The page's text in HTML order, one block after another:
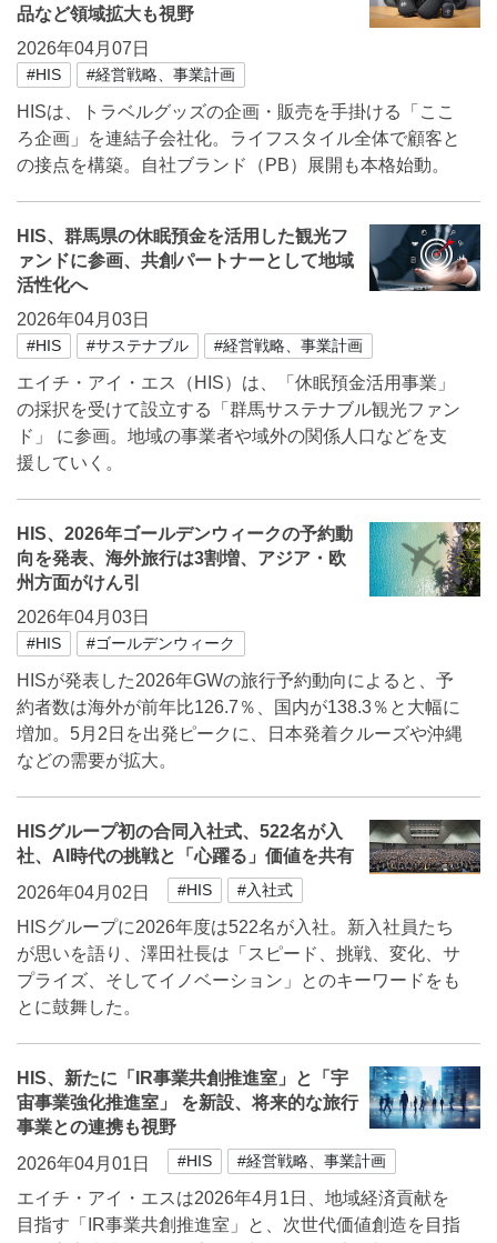
品など領域拡大も視野
2026年04月07日
#HIS #経営戦略、事業計画
HISは、トラベルグッズの企画・販売を手掛ける「ここ
ろ企画」を連結子会社化。ライフスタイル全体で顧客と
の接点を構築。自社ブランド（PB）展開も本格始動。
HIS、群馬県の休眠預金を活用した観光フ
ァンドに参画、共創パートナーとして地域
活性化へ
2026年04月03日
#HIS #サステナブル #経営戦略、事業計画
エイチ・アイ・エス（HIS）は、「休眠預金活用事業」
の採択を受けて設立する「群馬サステナブル観光ファン
ド」 に参画。地域の事業者や域外の関係人口などを支
援していく。
HIS、2026年ゴールデンウィークの予約動
向を発表、海外旅行は3割増、アジア・欧
州方面がけん引
2026年04月03日
#HIS #ゴールデンウィーク
HISが発表した2026年GWの旅行予約動向によると、予
約者数は海外が前年比126.7％、国内が138.3％と大幅に
増加。5月2日を出発ピークに、日本発着クルーズや沖縄
などの需要が拡大。
HISグループ初の合同入社式、522名が入
社、AI時代の挑戦と「心躍る」価値を共有
2026年04月02日
#HIS #入社式
HISグループに2026年度は522名が入社。新入社員たち
が思いを語り、澤田社長は「スピード、挑戦、変化、サ
プライズ、そしてイノベーション」とのキーワードをも
とに鼓舞した。
HIS、新たに「IR事業共創推進室」と「宇
宙事業強化推進室」 を新設、将来的な旅行
事業との連携も視野
2026年04月01日
#HIS #経営戦略、事業計画
エイチ・アイ・エスは2026年4月1日、地域経済貢献を
目指す「IR事業共創推進室」と、次世代価値創造を目指